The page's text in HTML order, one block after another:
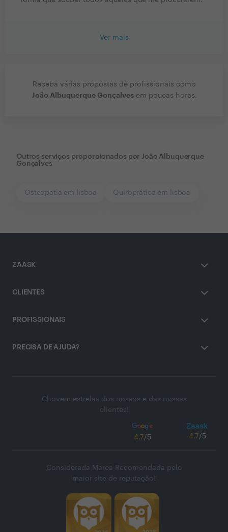
Ver mais
Receba várias propostas de profissionais como
João Albuquerque Gonçalvesem poucas horas.
Outros serviços proporcionados por João Albuquerque
Gonçalves
Osteopatia em lisboa Quiroprática em lisboa
ZAASK
CLIENTES
PROFISSIONAIS
PRECISA DE AJUDA?
Chovem estrelas dos nossos e das nossas
clientes!
4.7/5 4.7/5
Considerada Marca Recomendada pelo
maior site de reputação!